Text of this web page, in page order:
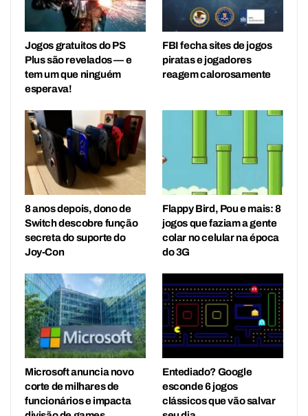
Jogos gratuitos do PS
Plus são revelados — e
tem um que ninguém
esperava!
FBI fecha sites de jogos
piratas e jogadores
reagem calorosamente
8 anos depois, dono de
Switch descobre função
secreta do suporte do
Joy-Con
Flappy Bird, Pou e mais: 8
jogos que faziam a gente
colar no celular na época
do 3G
Microsoft anuncia novo
corte de milhares de
funcionários e impacta
Entediado? Google
esconde 6 jogos
clássicos que vão salvar